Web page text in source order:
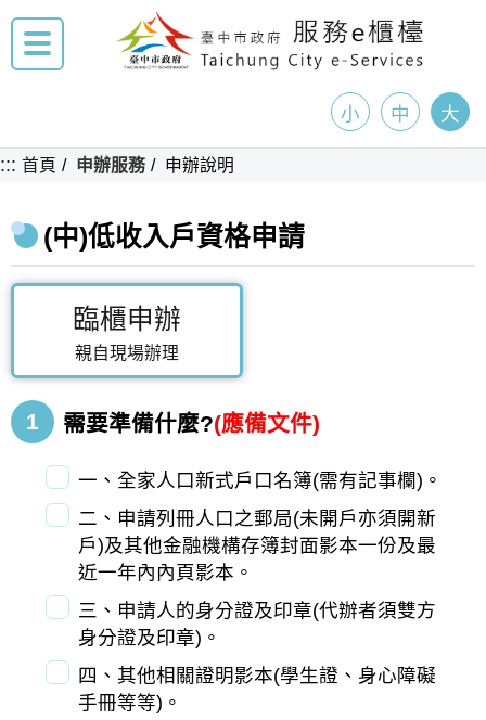
小 中 大
::: 首頁 申辦服務 申辦說明
(中)低收入戶資格申請
臨櫃申辦
親自現場辦理
1 需要準備什麼?(應備文件)
一、全家人口新式戶口名簿(需有記事欄)。
二、申請列冊人口之郵局(未開戶亦須開新
戶)及其他金融機構存簿封面影本一份及最
近一年內內頁影本。
三、申請人的身分證及印章(代辦者須雙方
身分證及印章)。
四、其他相關證明影本(學生證、身心障礙
手冊等等)。